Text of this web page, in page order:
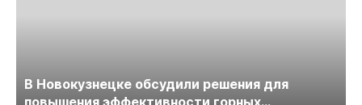
В Новокузнецке обсудили решения для
повышения эффективности горных